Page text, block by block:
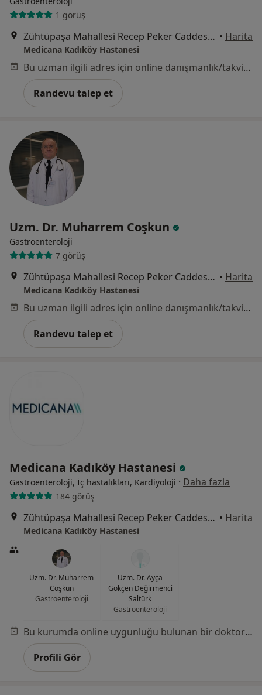
1 görüş
Zühtüpaşa Mahallesi Recep Peker Caddesi No:11, Kadıköy • Harita
Medicana Kadıköy Hastanesi
Bu uzman ilgili adres için online danışmanlık/takvim sunmuyor.
Randevu talep et
Uzm. Dr. Muharrem Coşkun
Gastroenteroloji
7 görüş
Zühtüpaşa Mahallesi Recep Peker Caddesi No:11, Kadıköy • Harita
Medicana Kadıköy Hastanesi
Bu uzman ilgili adres için online danışmanlık/takvim sunmuyor.
Randevu talep et
Medicana Kadıköy Hastanesi
Gastroenteroloji, İç hastalıkları, Kardiyoloji · Daha fazla
184 görüş
Zühtüpaşa Mahallesi Recep Peker Caddesi No:11, Kadıköy • Harita
Medicana Kadıköy Hastanesi
Uzm. Dr. Muharrem
Coşkun
Gastroenteroloji
Uzm. Dr. Ayça
Gökçen Değirmenci
Saltürk
Gastroenteroloji
Bu kurumda online uygunluğu bulunan bir doktor veya uzman bulunamadı
Profili Gör